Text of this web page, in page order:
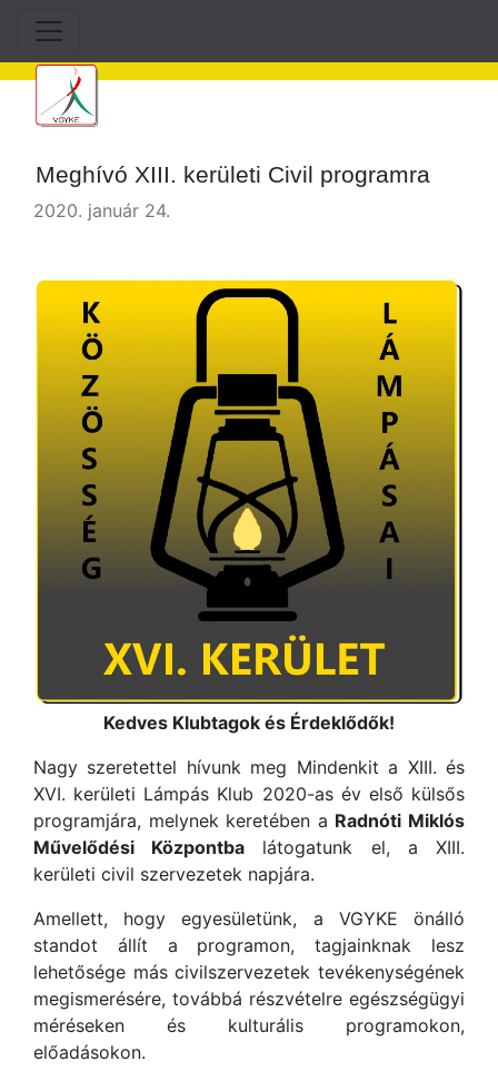
Meghívó XIII. kerületi Civil programra
2020. január 24.
Kedves Klubtagok és Érdeklődők!
Nagy szeretettel hívunk meg Mindenkit a XIII. és
XVI. kerületi Lámpás Klub 2020-as év első külsős
programjára, melynek keretében a Radnóti Miklós
Művelődési Központba látogatunk el, a XIII.
kerületi civil szervezetek napjára.
Amellett, hogy egyesületünk, a VGYKE önálló
standot állít a programon, tagjainknak lesz
lehetősége más civilszervezetek tevékenységének
megismerésére, továbbá részvételre egészségügyi
méréseken és kulturális programokon,
előadásokon.